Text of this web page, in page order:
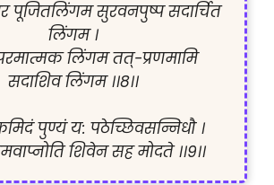
पूजितलिंगम सुरवनपुष्प सदार्चित
लिंगम ।
लिंगम तत्-प्रणमामि
सदाशिव लिंगम ।।8।।
पुण्यं य: पठेच्छिवसन्निधौ ।